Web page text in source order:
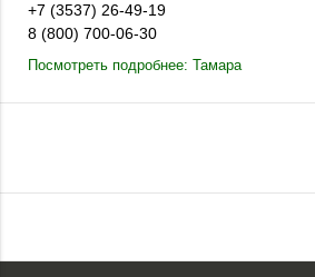
+7 (3537) 26-49-19
8 (800) 700-06-30
Посмотреть подробнее: Тамара